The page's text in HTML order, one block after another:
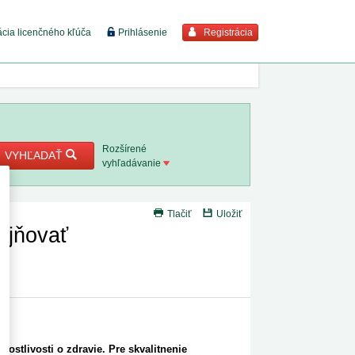
licenčného kľúča Prihlásenie Registrácia
viac
8. 2026
8.
8. 2026
8. 2026
VYHĽADAŤ
Rozšírené
vyhľadávanie
Tlačiť
Uložiť
o zdravie. Pre skvalitnenie